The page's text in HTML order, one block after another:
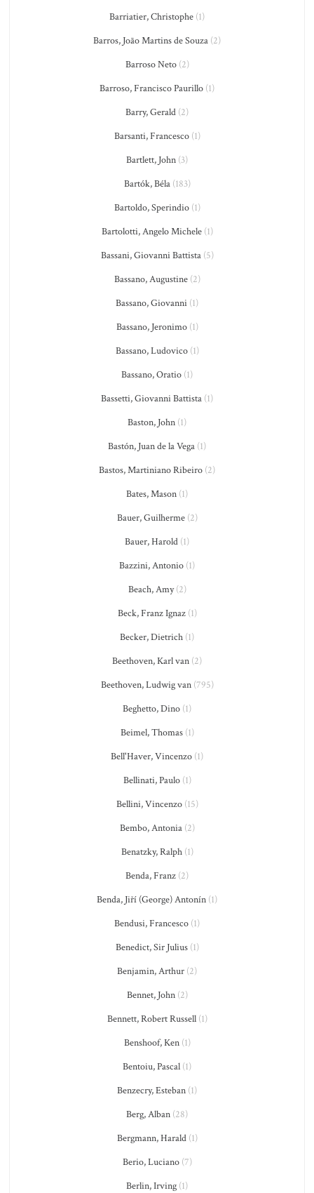
Barriatier, Christophe (1)
Barros, João Martins de Souza (2)
Barroso Neto(2)
Barroso, Francisco Paurillo (1)
Barry, Gerald (2)
Barsanti, Francesco(1)
Bartlett, John (3)
Bartók, Béla(183)
Bartoldo, Sperindio(1)
Bartolotti, Angelo Michele(1)
Bassani, Giovanni Battista(5)
Bassano, Augustine(2)
Bassano, Giovanni (1)
Bassano, Jeronimo(1)
Bassano, Ludovico(1)
Bassano, Oratio (1)
Bassetti, Giovanni Battista (1)
Baston, John (1)
Bastón, Juan de la Vega (1)
Bastos, Martiniano Ribeiro (2)
Bates, Mason (1)
Bauer, Guilherme(2)
Bauer, Harold (1)
Bazzini, Antonio (1)
Beach, Amy(2)
Beck, Franz Ignaz(1)
Becker, Dietrich (1)
Beethoven, Karl van (2)
Beethoven, Ludwig van(795)
Beghetto, Dino (1)
Beimel, Thomas(1)
Bell'Haver, Vincenzo (1)
Bellinati, Paulo(1)
Bellini, Vincenzo(15)
Bembo, Antonia(2)
Benatzky, Ralph(1)
Benda, Franz (2)
Benda, Jiří (George) Antonín (1)
Bendusi, Francesco (1)
Benedict, Sir Julius(1)
Benjamin, Arthur (2)
Bennet, John(2)
Bennett, Robert Russell(1)
Benshoof, Ken(1)
Bentoiu, Pascal (1)
Benzecry, Esteban (1)
Berg, Alban (28)
Bergmann, Harald(1)
Berio, Luciano(7)
Berlin, Irving (1)